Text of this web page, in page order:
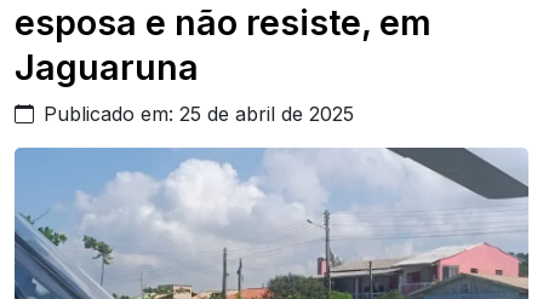
esposa e não resiste, em
Jaguaruna
Publicado em: 25 de abril de 2025